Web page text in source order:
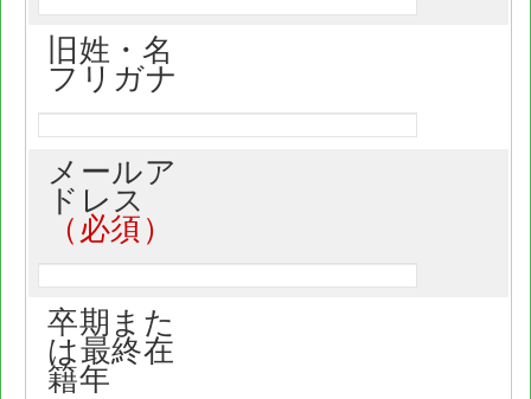
旧姓・名
フリガナ
メールア
ドレス
卒期また
は最終在
籍年